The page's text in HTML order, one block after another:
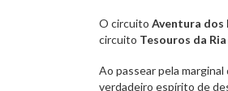
O circuito Aventura dos
circuito Tesouros da Ria
Ao passear pela
verdadeiro espírito de